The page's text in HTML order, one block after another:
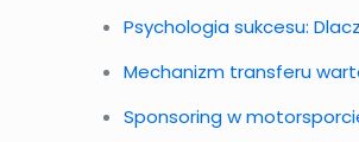
Psychologia sukcesu:
Mechanizm transferu
Sponsoring w